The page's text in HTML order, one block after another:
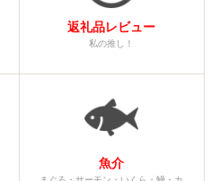
返礼品レビュー
私の推し！
魚介